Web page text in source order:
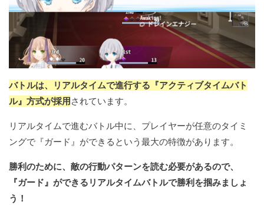
バトルは、リアルタイムで進行する『アクティブタイムバト
ル』方式が採用されています。
リアルタイムで進むバトル中に、プレイヤーが任意のタイミ
ングで『ガード』ができるという最大の特徴があります。
勝利のために、敵の行動パターンを読む必要があるので、
『ガード』ができるリアルタイムバトルで勝利を掴みましょ
う！